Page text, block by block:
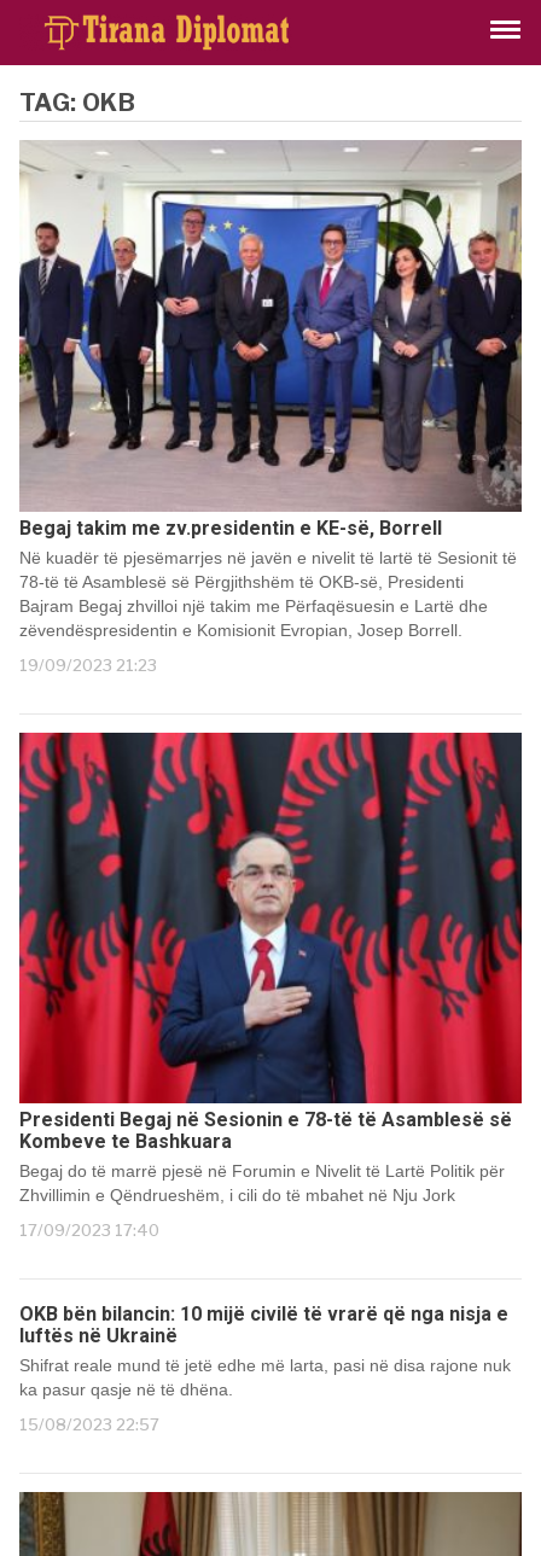
TAG: OKB
Begaj takim me zv.presidentin e KE-së, Borrell
Në kuadër të pjesëmarrjes në javën e nivelit të lartë të Sesionit të
78-të të Asamblesë së Përgjithshëm të OKB-së, Presidenti
Bajram Begaj zhvilloi një takim me Përfaqësuesin e Lartë dhe
zëvendëspresidentin e Komisionit Evropian, Josep Borrell.
19/09/2023 21:23
Presidenti Begaj në Sesionin e 78-të të Asamblesë së
Kombeve te Bashkuara
Begaj do të marrë pjesë në Forumin e Nivelit të Lartë Politik për
Zhvillimin e Qëndrueshëm, i cili do të mbahet në Nju Jork
17/09/2023 17:40
OKB bën bilancin: 10 mijë civilë të vrarë që nga nisja e
luftës në Ukrainë
Shifrat reale mund të jetë edhe më larta, pasi në disa rajone nuk
ka pasur qasje në të dhëna.
15/08/2023 22:57